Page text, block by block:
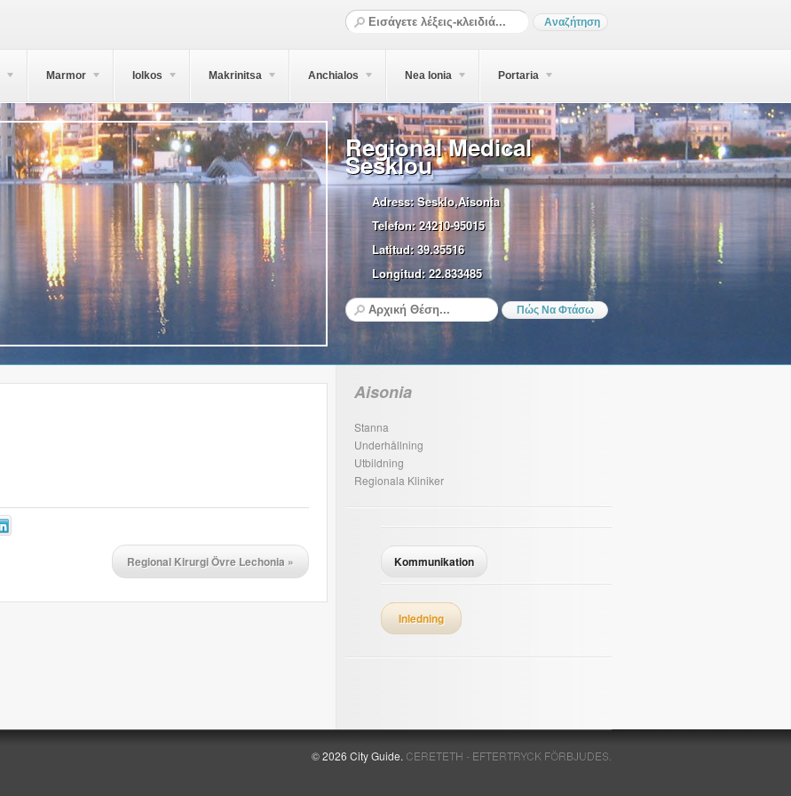
Marmor Iolkos Makrinitsa Anchialos Nea Ionia Portaria
Regional Medical
Sesklou
Adress:Sesklo,Aisonia
Telefon:24210-95015
Latitud:39.35516
Longitud:22.833485
Regional Kirurgi Övre Lechonia »
Aisonia
Stanna
Underhållning
Utbildning
Regionala Kliniker
Kommunikation
Inledning
© 2026 City Guide. CERETETH - EFTERTRYCK FÖRBJUDES.